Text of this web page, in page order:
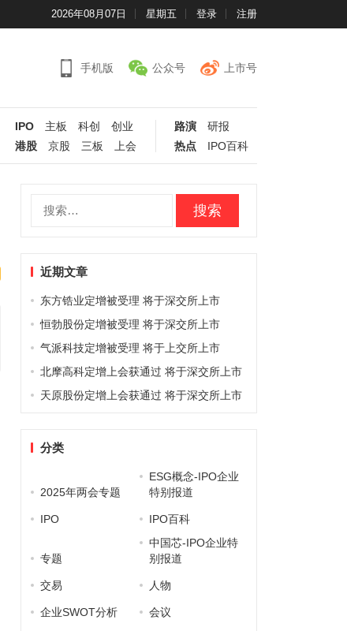
2026年08月07日 星期五 登录 注册
手机版 公众号 上市号
IPO 主板 科创
创业
港股
京股 三板 上会
路演
研报
热点
IPO百科
近期文章
东方锆业定增被受理 将于深交所上市
恒勃股份定增被受理 将于深交所上市
气派科技定增被受理 将于上交所上市
北摩高科定增上会获通过 将于深交所上市
天原股份定增上会获通过 将于深交所上市
分类
2025年两会专题
ESG概念-IPO企业
特别报道
IPO IPO百科
专题
中国芯-IPO企业特
别报道
交易 人物
企业SWOT分析 会议